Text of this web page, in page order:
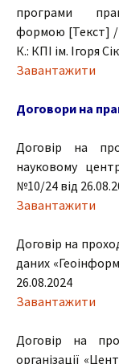
програми
формою [Текст] /
К.: КПІ ім. Ігоря
Завантажити
Договори на
Договір на
науковому
№10/24 від
Завантажити
Договір на
даних
26.08.2024
Завантажити
Договір на
організації